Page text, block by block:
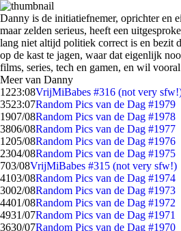
Danny is de initiatiefnemer, oprichter en
maar zelden serieus, heeft een
lang niet altijd politiek correct is en bezit
op de kast te jagen, waar dat eigenlijk
films, series, tech en gamen, en wil
Meer van Danny
1223:08VrijMiBabes #316 (not very
3523:07Random Pics van de Dag #1979
1907/08Random Pics van de Dag #1978
3806/08Random Pics van de Dag #1977
1205/08Random Pics van de Dag #1976
2304/08Random Pics van de Dag #1975
703/08VrijMiBabes #315 (not very sfw!)
4103/08Random Pics van de Dag #1974
3002/08Random Pics van de Dag #1973
4401/08Random Pics van de Dag #1972
4931/07Random Pics van de Dag #1971
3630/07Random Pics van de Dag #1970